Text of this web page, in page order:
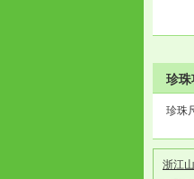
珍珠
珍珠
浙江